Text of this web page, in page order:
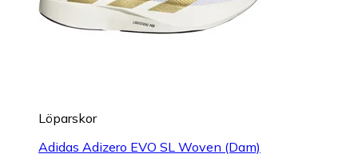
Löparskor
Adidas Adizero EVO SL Woven (Dam)